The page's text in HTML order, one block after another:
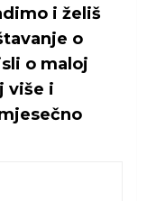
i želiš
o
o maloj
više i